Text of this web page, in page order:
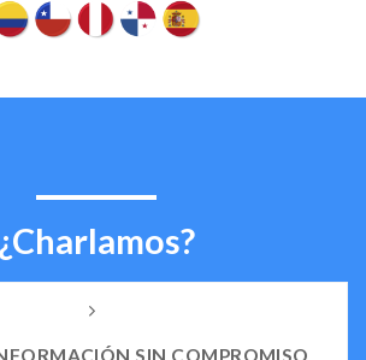
¿Charlamos?
SIN COMPROMISO